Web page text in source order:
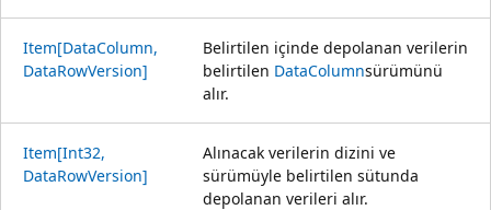
Item[DataColumn,
DataRowVersion]
Belirtilen içinde depolanan verilerin
belirtilen DataColumnsürümünü
alır.
Item[Int32,
DataRowVersion]
Alınacak verilerin dizini ve
sürümüyle belirtilen sütunda
depolanan verileri alır.